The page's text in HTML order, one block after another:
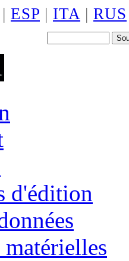
| ESP | ITA | RUS
d'édition
matérielles